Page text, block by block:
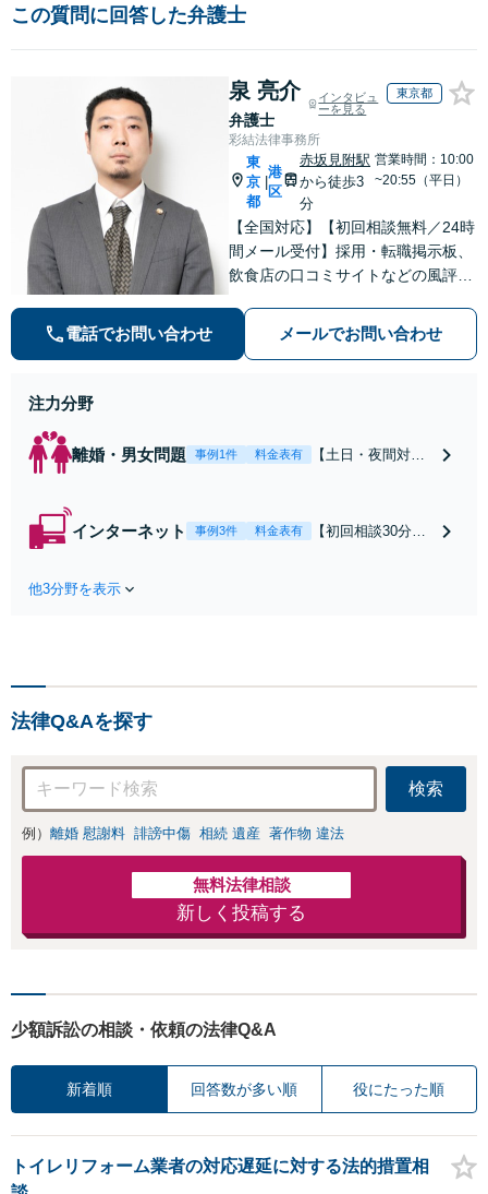
この質問に回答した弁護士
泉 亮介
弁護士
インタビュ
ーを見る
東京都
彩結法律事務所
東
京
都
港
区
赤坂見附駅
から徒歩3
分
営業時間：10:00
~20:55（平日）
【全国対応】【初回相談無料／24時
間メール受付】採用・転職掲示板、
飲食店の口コミサイトなどの風評被
の種類を問わず相談可。可能な限り
早期対応で駆けつけサポート【労
電話でお問い合わせ メールでお問い合わせ
注力分野
離婚・男女問題 事例1件 料金表有
【土日・夜間対応
れたら、サインす
インターネット 事例3件 料金表有
【初回相談30分無
お店の風評被害対
応可：開示請求の
意見照会が来たと
きの対処法、被害
者との示談交渉
他3分野を表示
法律Q&Aを探す
検索
例） 離婚 慰謝料 誹謗中傷 相続 遺産 著作物 違法
無料法律相談
新しく投稿する
少額訴訟の相談・依頼の法律Q&A
新着順 回答数が多い順 役にたった順
トイレリフォーム業者の対応遅延に対する法的措置相